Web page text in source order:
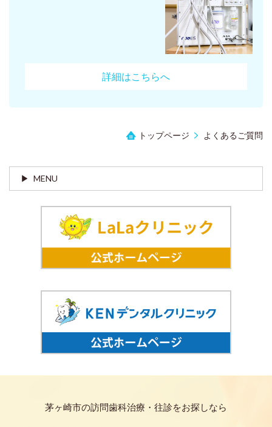
詳細はこちらへ
トップページ よくあるご質問
MENU
茅ヶ崎市の訪問歯科治療・往診をお探しなら